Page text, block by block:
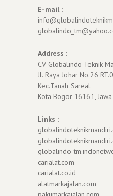
E-mail :
Address :
CV Globalindo Teknik
Jl. Raya Johar No.26
Kec.Tanah Sareal
Kota Bogor 16161,
Links :
globalindo-
carialat.com
carialat.co.id
alatmarkajalan.com